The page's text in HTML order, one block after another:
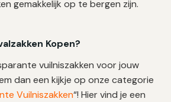
gemakkelijk op te bergen zijn.
Kopen?
vuilniszakken voor jouw
dan een kijkje op onze categorie
Vuilniszakken“! Hier vind je een